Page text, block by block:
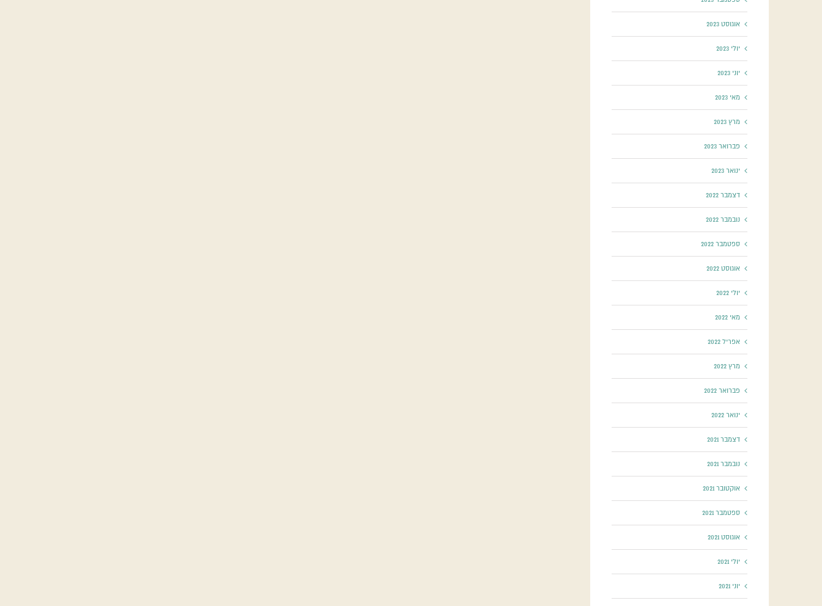
אוגוסט 2023
יולי 2023
יוני 2023
מאי 2023
מרץ 2023
פברואר 2023
ינואר 2023
דצמבר 2022
נובמבר 2022
ספטמבר 2022
אוגוסט 2022
יולי 2022
מאי 2022
אפריל 2022
מרץ 2022
פברואר 2022
ינואר 2022
דצמבר 2021
נובמבר 2021
אוקטובר 2021
ספטמבר 2021
אוגוסט 2021
יולי 2021
יוני 2021